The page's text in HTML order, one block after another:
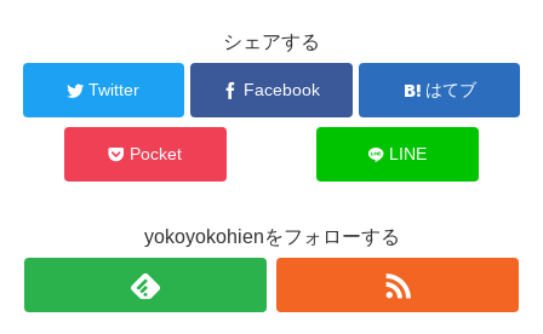
シェアする
Twitter Facebook はてブ
Pocket LINE
yokoyokohienをフォローする